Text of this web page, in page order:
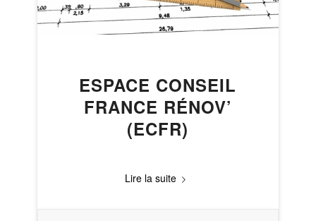
ESPACE CONSEIL
FRANCE RÉNOV’
(ECFR)
Lire la suite